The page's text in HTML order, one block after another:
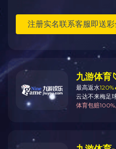
— 15927491936 —